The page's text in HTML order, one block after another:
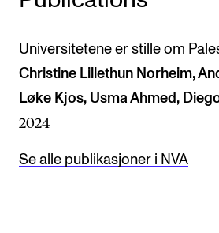
News and Stories
Events and concerts
Current Vacancies
Universitetene er stille om
Christine Lillethun Norheim,
Løke Kjos, Usma Ahmed,
2024
Se alle publikasjoner i NVA